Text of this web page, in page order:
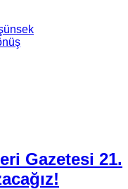
Gazetesi 21.